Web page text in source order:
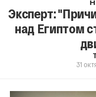
Эксперт:
над Египтом
31